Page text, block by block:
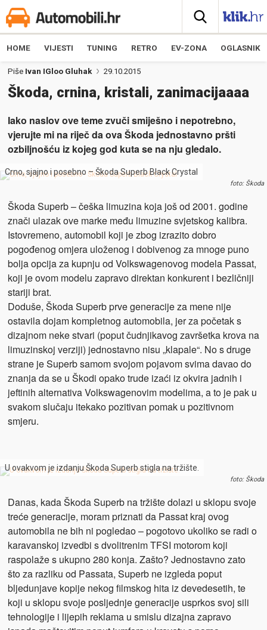
HOME VIJESTI TUNING RETRO EV-ZONA OGLASNIK
Piše Ivan IGloo Gluhak 29.10.2015
Škoda, crnina, kristali, zanimacijaaaa
Iako naslov ove teme zvuči smiješno i nepotrebno,
vjerujte mi na riječ da ova Škoda jednostavno pršti
ozbiljnošću iz kojeg god kuta se na nju gledalo.
Crno, sjajno i posebno – Škoda Superb Black Crystal
foto: Škoda
Škoda Superb – češka limuzina koja još od 2001. godine
znači ulazak ove marke među limuzine svjetskog kalibra.
Istovremeno, automobil koji je zbog izrazito dobro
pogođenog omjera uloženog i dobivenog za mnoge puno
bolja opcija za kupnju od Volkswagenovog modela Passat,
koji je ovom modelu zapravo direktan konkurent i bezličniji
stariji brat.
Doduše, Škoda Superb prve generacije za mene nije
ostavila dojam kompletnog automobila, jer za početak s
dizajnom neke stvari (poput čudnjikavog završetka krova na
limuzinskoj verziji) jednostavno nisu „klapale“. No s druge
strane je Superb samom svojom pojavom svima davao do
znanja da se u Škodi opako trude izaći iz okvira jadnih i
jeftinih alternativa Volkswagenovim modelima, a to je pak u
svakom slučaju itekako pozitivan pomak u pozitivnom
smjeru.
U ovakvom je izdanju Škoda Superb stigla na tržište.
foto: Škoda
Danas, kada Škoda Superb na tržište dolazi u sklopu svoje
treće generacije, moram priznati da Passat kraj ovog
automobila ne bih ni pogledao – pogotovo ukoliko se radi o
karavanskoj izvedbi s dvolitrenim TFSI motorom koji
raspolaže s ukupno 280 konja. Zašto? Jednostavno zato
što za razliku od Passata, Superb ne izgleda poput
bljedunjave kopije nekog filmskog hita iz devedesetih, te
koji u sklopu svoje posljednje generacije usprkos svoj sili
tehnologije i lijepih reklama u smislu dizajna zapravo